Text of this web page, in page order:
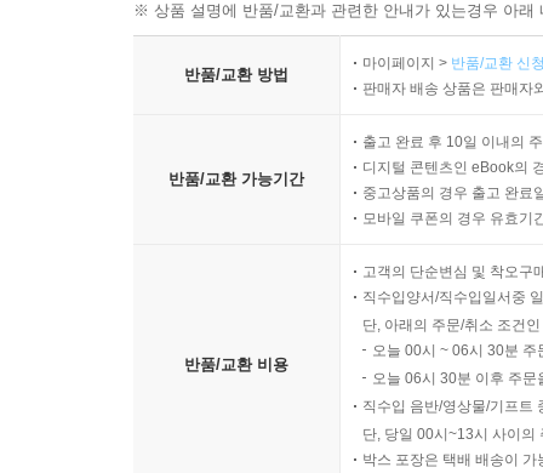
※ 상품 설명에 반품/교환과 관련한 안내가 있는경우 아
반품/교환 방법
마이페이지 > 반품/교환 신
판매자 배송 상품은 판매자
반품/교환 가능기간
출고 완료 후 10일 이내의
디지털 콘텐츠인 eBook의
중고상품의 경우 출고 완료
모바일 쿠폰의 경우 유효기
반품/교환 비용
고객의 단순변심 및 착오구
직수입양서/직수입일서중
단, 아래의 주문/취소 조건
오늘 00시 ~ 06시 30분
오늘 06시 30분 이후 주
직수입 음반/영상물/기프트
단, 당일 00시~13시 사이의
박스 포장은 택배 배송이